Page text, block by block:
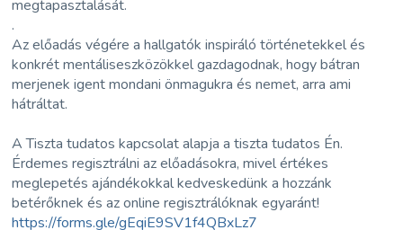
megtapasztalását.
.
Az előadás végére a hallgatók inspiráló történetekkel és
konkrét mentáliseszközökkel gazdagodnak, hogy bátran
merjenek igent mondani önmagukra és nemet, arra ami
hátráltat.
A Tiszta tudatos kapcsolat alapja a tiszta tudatos Én.
Érdemes regisztrálni az előadásokra, mivel értékes
meglepetés ajándékokkal kedveskedünk a hozzánk
betérőknek és az online regisztrálóknak egyaránt!
https://forms.gle/gEqiE9SV1f4QBxLz7